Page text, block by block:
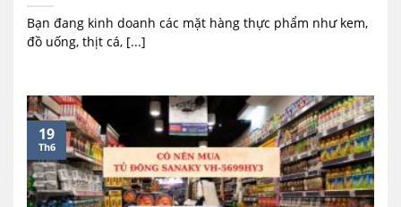
Bạn đang kinh doanh các mặt hàng thực phẩm như kem,
đồ uống, thịt cá, [...]
19
Th6